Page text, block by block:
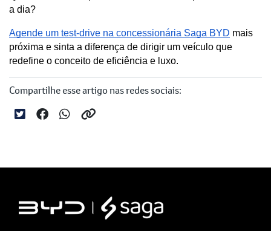
a dia?
Agende um test-drive na concessionária Saga BYD mais
próxima e sinta a diferença de dirigir um veículo que
redefine o conceito de eficiência e luxo.
Compartilhe esse artigo nas redes sociais: